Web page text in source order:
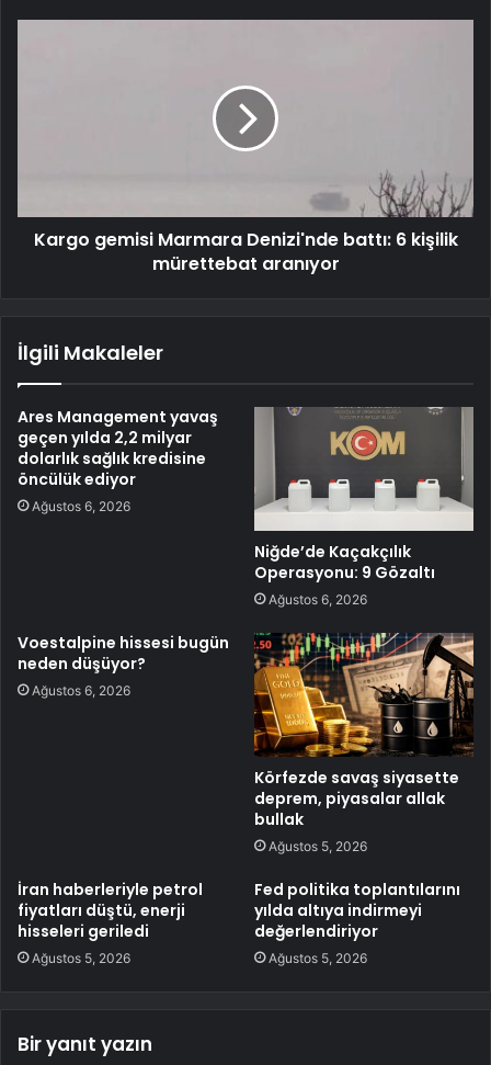
Kargo gemisi Marmara Denizi'nde battı: 6 kişilik
mürettebat aranıyor
İlgili Makaleler
Ares Management yavaş
geçen yılda 2,2 milyar
dolarlık sağlık kredisine
öncülük ediyor
Ağustos 6, 2026
Niğde’de Kaçakçılık
Operasyonu: 9 Gözaltı
Ağustos 6, 2026
Voestalpine hissesi bugün
neden düşüyor?
Ağustos 6, 2026
Körfezde savaş siyasette
deprem, piyasalar allak
bullak
Ağustos 5, 2026
İran haberleriyle petrol
fiyatları düştü, enerji
hisseleri geriledi
Ağustos 5, 2026
Fed politika toplantılarını
yılda altıya indirmeyi
değerlendiriyor
Ağustos 5, 2026
Bir yanıt yazın